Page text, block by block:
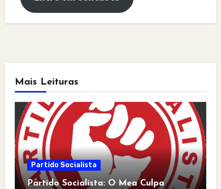
Mais Leituras
Partido Socialista
Partido Socialista: O Mea Culpa